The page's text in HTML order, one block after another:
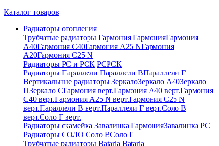
Каталог товаров
Радиаторы отопления
Трубчатые радиаторы Гармония ГармонияГармония
А40Гармония С40Гармония А25 NГармония
А20Гармония С25 N
Радиаторы РС и РСК РСРСК
Радиаторы Параллели Параллели ВПараллели Г
Вертикальные радиаторы ЗеркалоЗеркало А40Зеркало
ПЗеркало СГармония верт.Гармония А40 верт.Гармония
С40 верт.Гармония А25 N верт.Гармония С25 N
верт.Параллели В верт.Параллели Г верт.Соло В
верт.Соло Г верт.
Радиаторы скамейка Завалинка ГармонияЗавалинка РС
Радиаторы СОЛО Соло ВСоло Г
Трубчатые радиаторы Bataria Bataria